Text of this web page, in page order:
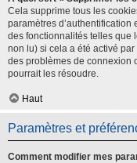
Cela supprime tous les
paramètres d’authentification
des fonctionnalités telles que
non lu) si cela a été activé
des problèmes de connexion
pourrait les résoudre.
Haut
Paramètres et
Comment modifier mes